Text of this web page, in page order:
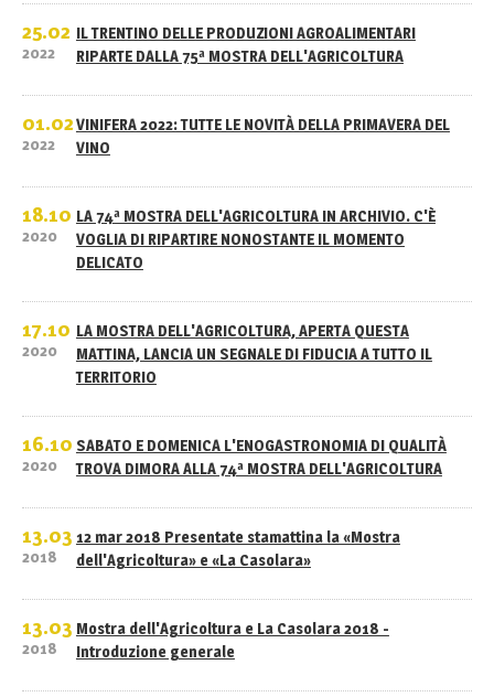
25.02
2022
IL TRENTINO DELLE PRODUZIONI AGROALIMENTARI
RIPARTE DALLA 75ª MOSTRA DELL'AGRICOLTURA
01.02
2022
VINIFERA 2022: TUTTE LE NOVITÀ DELLA PRIMAVERA DEL
VINO
18.10
2020
LA 74ª MOSTRA DELL'AGRICOLTURA IN ARCHIVIO. C'È
VOGLIA DI RIPARTIRE NONOSTANTE IL MOMENTO
DELICATO
17.10
2020
LA MOSTRA DELL'AGRICOLTURA, APERTA QUESTA
MATTINA, LANCIA UN SEGNALE DI FIDUCIA A TUTTO IL
TERRITORIO
16.10
2020
SABATO E DOMENICA L'ENOGASTRONOMIA DI QUALITÀ
TROVA DIMORA ALLA 74ª MOSTRA DELL'AGRICOLTURA
13.03
2018
12 mar 2018 Presentate stamattina la «Mostra
dell'Agricoltura» e «La Casolara»
13.03
2018
Mostra dell'Agricoltura e La Casolara 2018 -
Introduzione generale